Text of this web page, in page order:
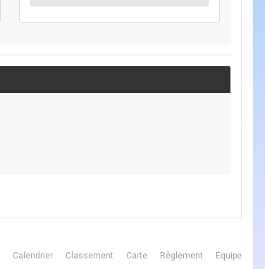
Calendrier Classement Carte Règlement Équipe